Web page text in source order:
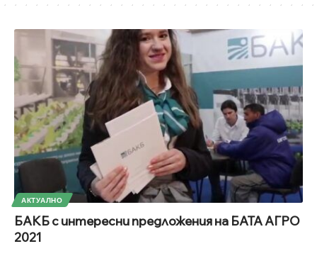
АКТУАЛНО
БАКБ с интересни предложения на БАТА АГРО
2021